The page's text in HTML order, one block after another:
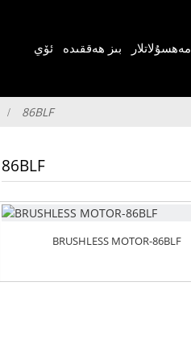
ئۆي بىز ھەققىدە مەھسۇلاتلار
86BLF
86BLF
BRUSHLESS MOTOR-86BLF